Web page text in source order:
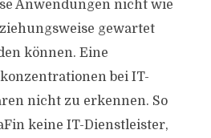
Anwendungen nicht wie
gewartet
können. Eine
bei IT-
nicht zu erkennen. So
keine IT-Dienstleister,